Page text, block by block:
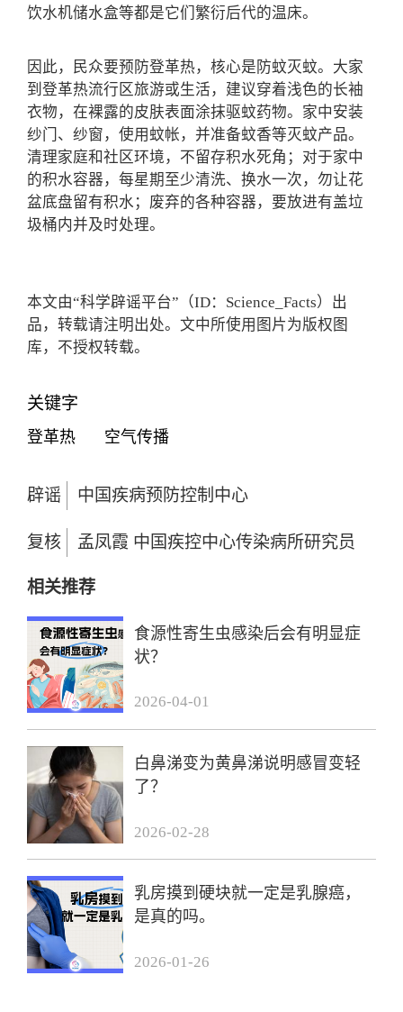
饮水机储水盒等都是它们繁衍后代的温床。
因此， 民众要预防登革热，核心是防蚊灭蚊。大家
到登革热流行区旅游或生活，建议穿着浅色的长袖
衣物，在裸露的皮肤表面涂抹驱蚊药物。家中安装
纱门、纱窗，使用蚊帐，并准备蚊香等灭蚊产品。
清理家庭和社区环境，不留存积水死角；对于家中
的积水容器，每星期至少清洗、换水一次，勿让花
盆底盘留有积水；废弃的各种容器，要放进有盖垃
圾桶内并及时处理。
本文由“科学辟谣平台”（ID：Science_Facts）出
品，转载请注明出处。文中所使用图片为版权图
库，不授权转载。
关键字
登革热 空气传播
辟谣 中国疾病预防控制中心
复核 孟凤霞 中国疾控中心传染病所研究员
相关推荐
食源性寄生虫感染后会有明显症
状？
2026-04-01
白鼻涕变为黄鼻涕说明感冒变轻
了？
2026-02-28
乳房摸到硬块就一定是乳腺癌，
是真的吗。
2026-01-26